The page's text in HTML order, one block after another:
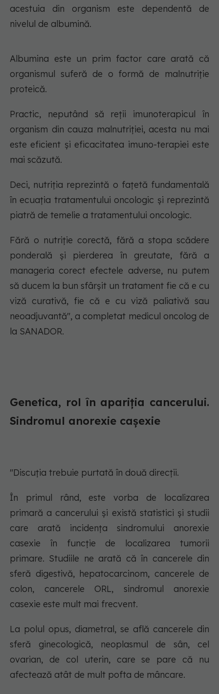
acestuia din organism este dependentă de
nivelul de albumină.
Albumina este un prim factor care arată că
organismul suferă de o formă de malnutriție
proteică.
Practic, neputând să reții imunoterapicul în
organism din cauza malnutriției, acesta nu mai
este eficient și eficacitatea imuno-terapiei este
mai scăzută.
Deci, nutriția reprezintă o fațetă fundamentală
în ecuația tratamentului oncologic și reprezintă
piatră de temelie a tratamentului oncologic.
Fără o nutriție corectă, fără a stopa scădere
ponderală și pierderea în greutate, fără a
manageria corect efectele adverse, nu putem
să ducem la bun sfârșit un tratament fie că e cu
viză curativă, fie că e cu viză paliativă sau
neoadjuvantă", a completat medicul oncolog de
la SANADOR.
Genetica, rol în apariția cancerului.
Sindromul anorexie cașexie
"Discuția trebuie purtată în două direcții.
În primul rând, este vorba de localizarea
primară a cancerului și există statistici și studii
care arată incidența sindromului anorexie
casexie în funcție de localizarea tumorii
primare. Studiile ne arată că în cancerele din
sferă digestivă, hepatocarcinom, cancerele de
colon, cancerele ORL, sindromul anorexie
casexie este mult mai frecvent.
La polul opus, diametral, se află cancerele din
sferă ginecologică, neoplasmul de sân, cel
ovarian, de col uterin, care se pare că nu
afectează atât de mult pofta de mâncare.